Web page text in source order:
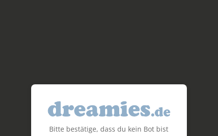
Bitte bestätige, dass du kein Bot bist